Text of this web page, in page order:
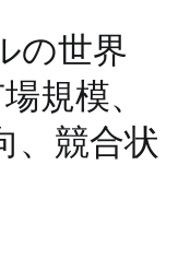
の世界
規模、
、競合状